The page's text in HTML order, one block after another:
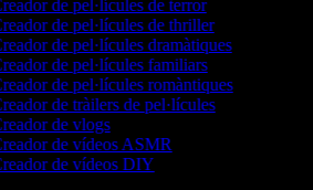
de pel·lícules de terror
de pel·lícules de thriller
de pel·lícules dramàtiques
de pel·lícules familiars
de pel·lícules romàntiques
de tràilers de pel·lícules
de vlogs
de vídeos ASMR
de vídeos DIY